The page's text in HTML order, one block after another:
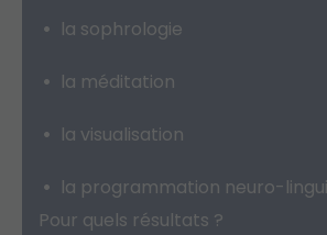
la sophrologie
la méditation
la visualisation
la programmation neuro-
Pour quels résultats ?